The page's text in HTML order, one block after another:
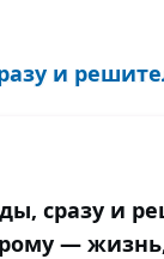
и
сразу и
—